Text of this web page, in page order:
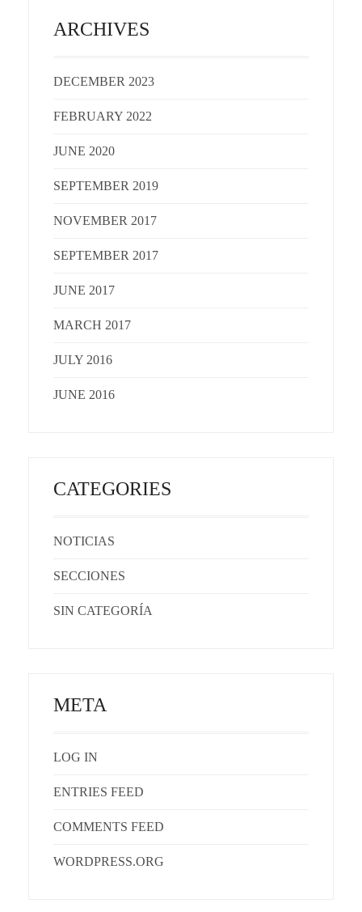
ARCHIVES
DECEMBER 2023
FEBRUARY 2022
JUNE 2020
SEPTEMBER 2019
NOVEMBER 2017
SEPTEMBER 2017
JUNE 2017
MARCH 2017
JULY 2016
JUNE 2016
CATEGORIES
NOTICIAS
SECCIONES
SIN CATEGORÍA
META
LOG IN
ENTRIES FEED
COMMENTS FEED
WORDPRESS.ORG